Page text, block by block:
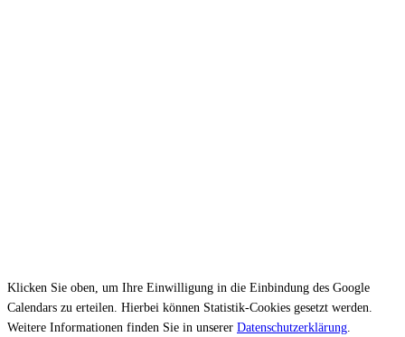
Klicken Sie oben, um Ihre Einwilligung in die Einbindung des Google
Calendars zu erteilen. Hierbei können Statistik-Cookies gesetzt werden.
Weitere Informationen finden Sie in unserer Datenschutzerklärung.